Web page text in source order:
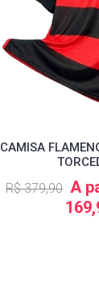
CAMISA
R$ 379,90 A